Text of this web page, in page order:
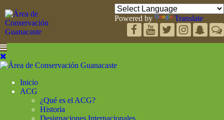
Powered by Translate
Inicio
ACG
¿Qué es el ACG?
Historia